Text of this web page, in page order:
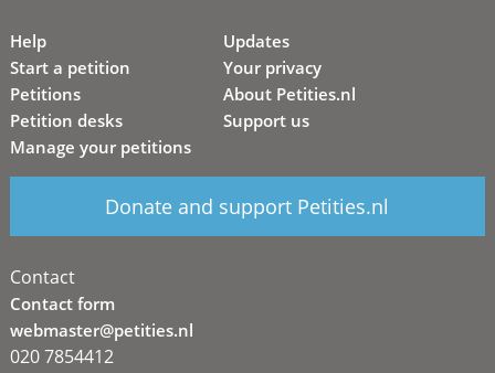
Help
Start a petition
Petitions
Petition desks
Manage your petitions
Updates
Your privacy
About Petities.nl
Support us
Donate and support Petities.nl
Contact
Contact form
webmaster@petities.nl
020 7854412